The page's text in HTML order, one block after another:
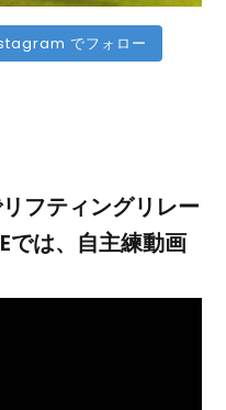
でフォロー
フティングリレー
では、自主練動画